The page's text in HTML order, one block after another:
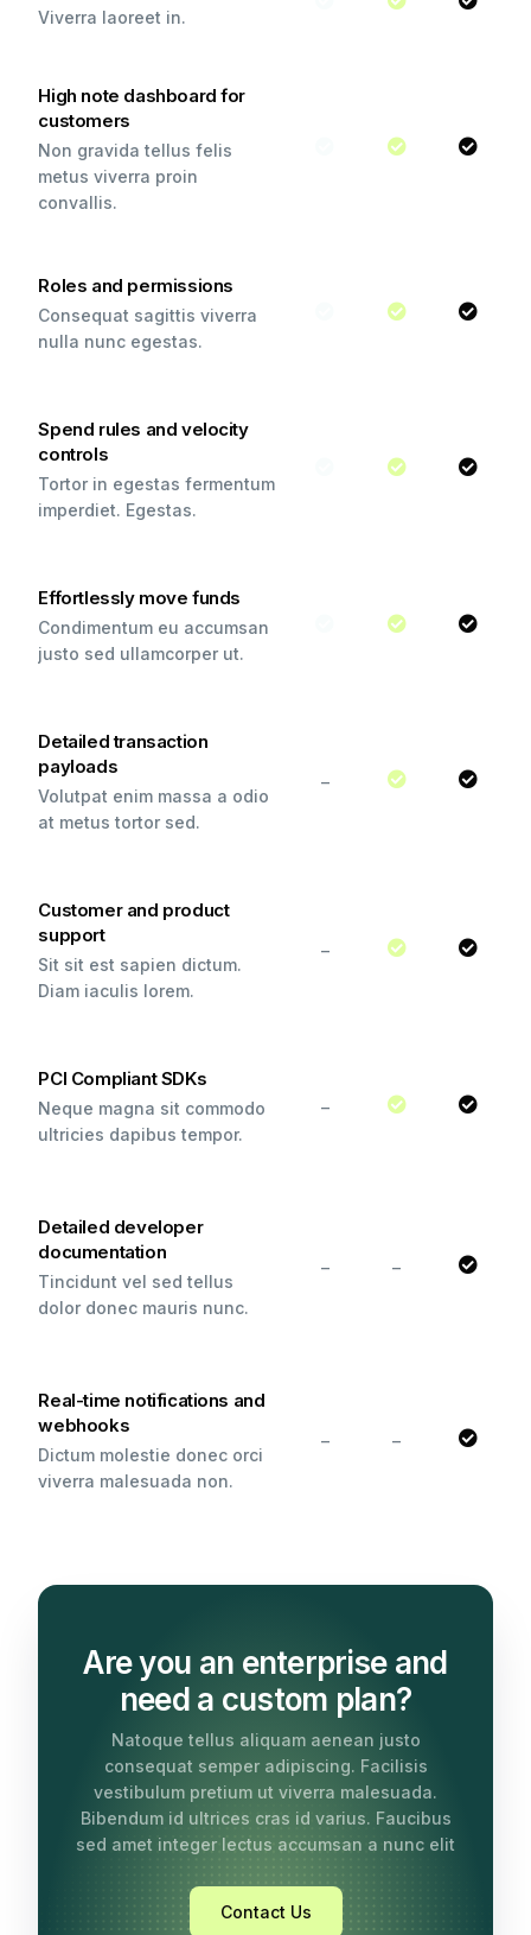
Viverra laoreet in.
High note dashboard for
customers
Non gravida tellus felis
metus viverra proin
convallis.
Roles and permissions
Consequat sagittis viverra
nulla nunc egestas.
Spend rules and velocity
controls
Tortor in egestas fermentum
imperdiet. Egestas.
Effortlessly move funds
Condimentum eu accumsan
justo sed ullamcorper ut.
Detailed transaction
payloads
Volutpat enim massa a odio
at metus tortor sed.
–
Customer and product
support
Sit sit est sapien dictum.
Diam iaculis lorem.
–
PCI Compliant SDKs
Neque magna sit commodo
ultricies dapibus tempor.
–
Detailed developer
documentation
Tincidunt vel sed tellus
dolor donec mauris nunc.
– –
Real-time notifications and
webhooks
Dictum molestie donec orci
viverra malesuada non.
– –
Are you an enterprise and
need a custom plan?
Natoque tellus aliquam aenean justo
consequat semper adipiscing. Facilisis
vestibulum pretium ut viverra malesuada.
Bibendum id ultrices cras id varius. Faucibus
sed amet integer lectus accumsan a nunc elit
Contact Us